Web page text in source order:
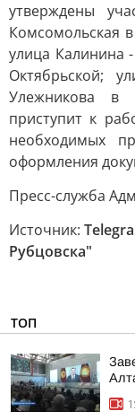
утверждены
Комсомольская
улица Калинина
Октябрьской;
Улежникова в
приступит к
необходимых
оформления
Пресс-служба
Источник:
Рубцовска"
ТОП